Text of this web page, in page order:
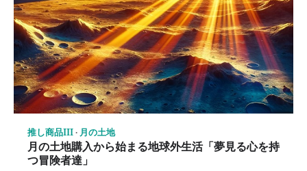
推し商品III 月の土地
月の土地購入から始まる地球外生活「夢見る心を持
つ冒険者達」